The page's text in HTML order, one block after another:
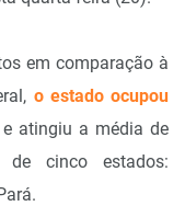
em comparação à
o estado ocupou
e atingiu a média de
de cinco estados: